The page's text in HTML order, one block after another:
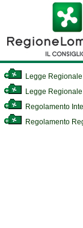
Legge Regionale
Legge
Regolamento
Regolamento